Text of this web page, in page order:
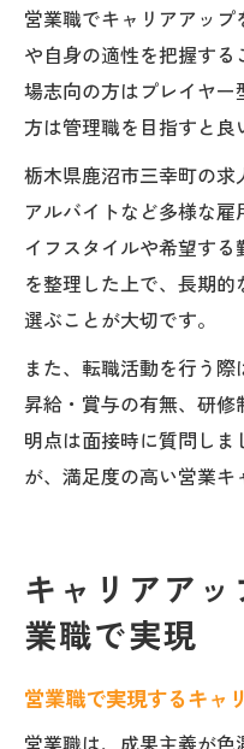
営業職でキャリアアッ
や自身の適性を把握す
場志向の方はプレイヤー
方は管理職を目指すと良
栃木県鹿沼市三幸町の求
アルバイトなど多様な
イフスタイルや希望す
を整理した上で、長期
選ぶことが大切です。
また、転職活動を行う際
昇給・賞与の有無、研修
明点は面接時に質問し
が、満足度の高い営業キ
キャリアア
業職で実現
営業職で実現するキャ